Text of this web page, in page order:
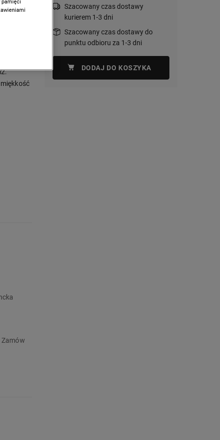
to
Szacowany czas dostawy
kurierem 1-3 dni
Szacowany czas dostawy do
punktu odbioru za 1-3 dni
DODAJ DO KOSZYKA